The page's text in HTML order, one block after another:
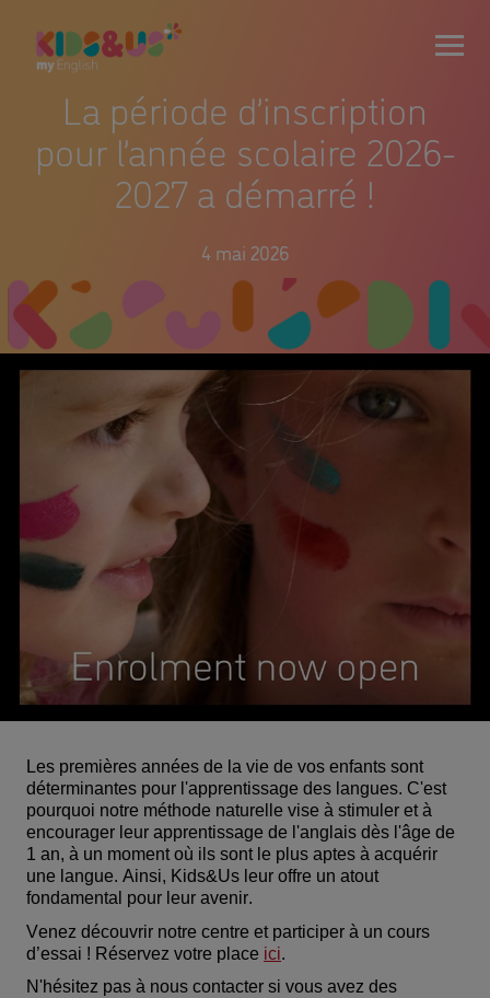
La période d’inscription
pour l’année scolaire 2026-
2027 a démarré !
4 mai 2026
Les premières années de la vie de vos enfants sont
déterminantes pour l'apprentissage des langues. C'est
pourquoi notre méthode naturelle vise à stimuler et à
encourager leur apprentissage de l'anglais dès l'âge de
1 an, à un moment où ils sont le plus aptes à acquérir
une langue. Ainsi, Kids&Us leur offre un atout
fondamental pour leur avenir.
Venez découvrir notre centre et participer à un cours
d’essai ! Réservez votre place ici.
N'hésitez pas à nous contacter si vous avez des